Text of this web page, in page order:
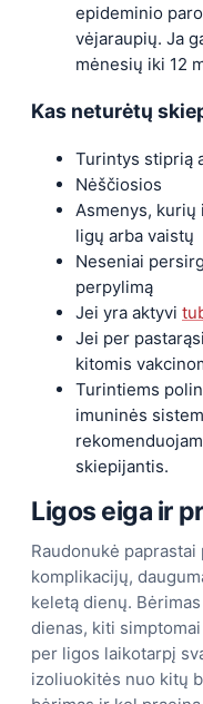
epideminio
vėjaraupių. Ja
mėnesių iki 12
Kas neturėtų
Turintys stiprią
Nėščiosios
Asmenys, kurių
ligų arba vaistų
Neseniai
perpylimą
Jei yra aktyvi
Jei per
kitomis
Turintiems
imuninės
skiepijantis.
Ligos eiga ir
Raudonukė
komplikacijų,
keletą dienų.
dienas, kiti
per ligos laikotarpį
izoliuokitės nuo kitų